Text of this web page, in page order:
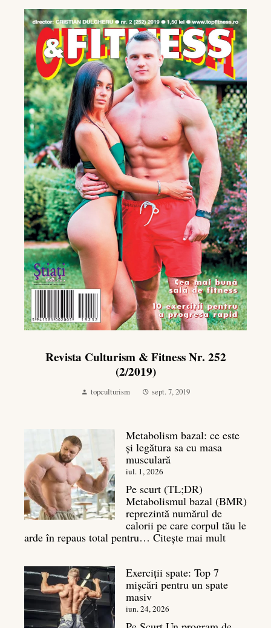
Revista Culturism & Fitness Nr. 252
(2/2019)
topculturism sept. 7, 2019
Metabolism bazal: ce este
și legătura sa cu masa
musculară
iul. 1, 2026
Pe scurt (TL;DR)
Metabolismul bazal (BMR)
reprezintă numărul de
calorii pe care corpul tău le
arde în repaus total pentru… Citește mai mult:
este
sa
Exerciții spate: Top 7
mișcări pentru un spate
masiv
iun. 24, 2026